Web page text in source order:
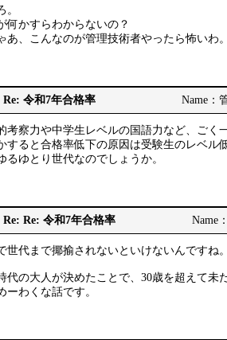
。
何かすらわからないの？
あ、こんなのが管理技術者やったら怖いわ
Re: 令和7年合格率 Name：
考察力や中学生レベルの国語力など、ごく
すると合格率低下の原因は受験生のレベル
るゆとり世代なのでしょうか。
Re: Re: 令和7年合格率 Name
世代まで揶揄されないといけないんですね
代の大人が決めたことで、30歳を超えて未
ーわくな話です。